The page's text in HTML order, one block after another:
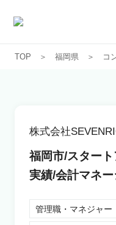
TOP 福岡県 コ
株式会社
福岡市/スター
実績/会計マネー
管理職・マネジャー